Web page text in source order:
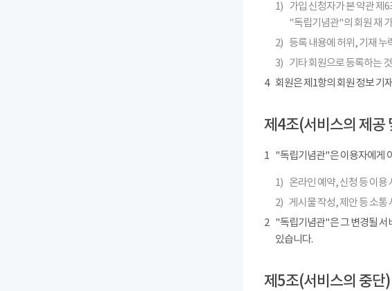
1) 가입 신청자가 본 약관 제
"독립기념관"의 회원 재
2) 등록 내용에 허위, 기재 누
3) 기타 회원으로 등록하는
4
회원은 제1항의 회원 정보 기
제4조(서비스의 제공
1 "독립기념관"은 이용자에게
1) 온라인 예약, 신청 등 이용
2) 게시물 작성, 제안 등 소통
2 "독립기념관"은 그 변경될 서
있습니다.
제5조(서비스의 중단)